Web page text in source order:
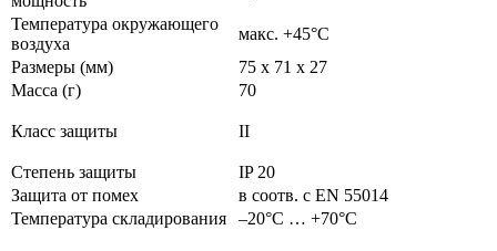
Температура окружающего
воздуха
макс. +45°C
Размеры (мм)
75 x 71 x 27
Масса (г)
70
Класс защиты II
Степень защиты
IP 20
Защита от помех
в соотв. с EN 55014
Температура складирования
–20°C … +70°C